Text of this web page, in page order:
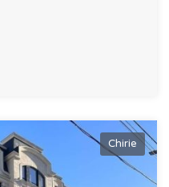
Chirie